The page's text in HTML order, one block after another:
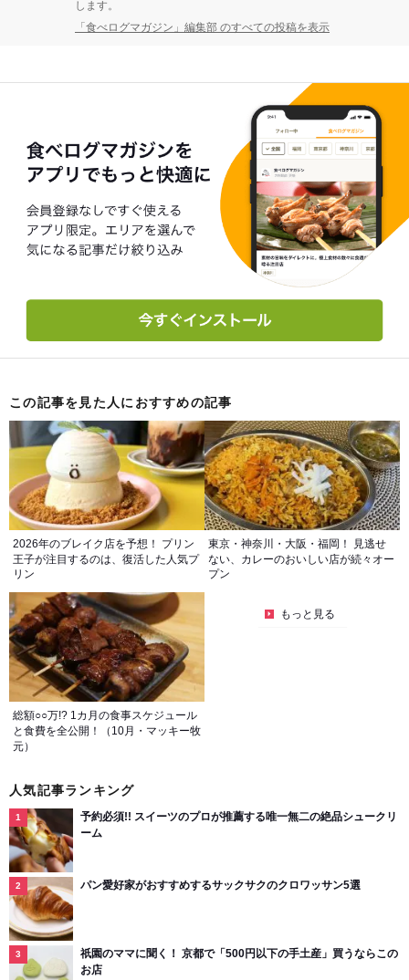
します。
「食べログマガジン」編集部 のすべての投稿を表示
この記事を見た人におすすめの記事
2026年のブレイク店を予想！ プリン
王子が注目するのは、復活した人気プ
リン
東京・神奈川・大阪・福岡！ 見逃せ
ない、カレーのおいしい店が続々オー
プン
総額○○万!? 1カ月の食事スケジュール
と食費を全公開！（10月・マッキー牧
元）
もっと見る
人気記事ランキング
予約必須!! スイーツのプロが推薦する唯一無二の絶品シュークリ
ーム
パン愛好家がおすすめするサックサクのクロワッサン5選
祇園のママに聞く！ 京都で「500円以下の手土産」買うならこの
お店